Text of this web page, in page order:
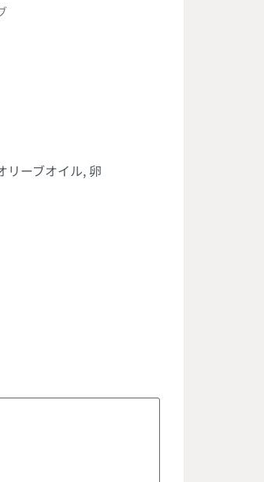
リーブオイル,卵